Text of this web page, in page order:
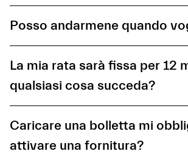
Posso andarmene quando
La mia rata sarà fissa per 12
qualsiasi cosa succeda?
Caricare una bolletta mi
attivare una fornitura?